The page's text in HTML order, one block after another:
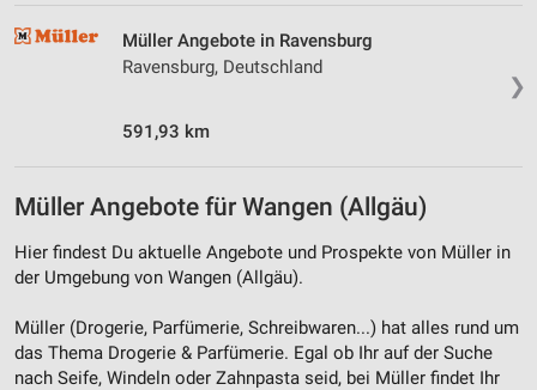
❯
Müller Angebote in Ravensburg
Ravensburg, Deutschland
591,93 km
Müller Angebote für Wangen (Allgäu)
Hier findest Du aktuelle Angebote und Prospekte von Müller in
der Umgebung von Wangen (Allgäu).
Müller (Drogerie, Parfümerie, Schreibwaren...) hat alles rund um
das Thema Drogerie & Parfümerie. Egal ob Ihr auf der Suche
nach Seife, Windeln oder Zahnpasta seid, bei Müller findet Ihr